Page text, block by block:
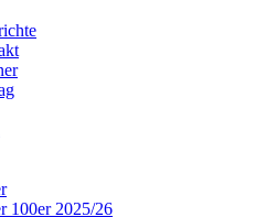
100er 2025/26